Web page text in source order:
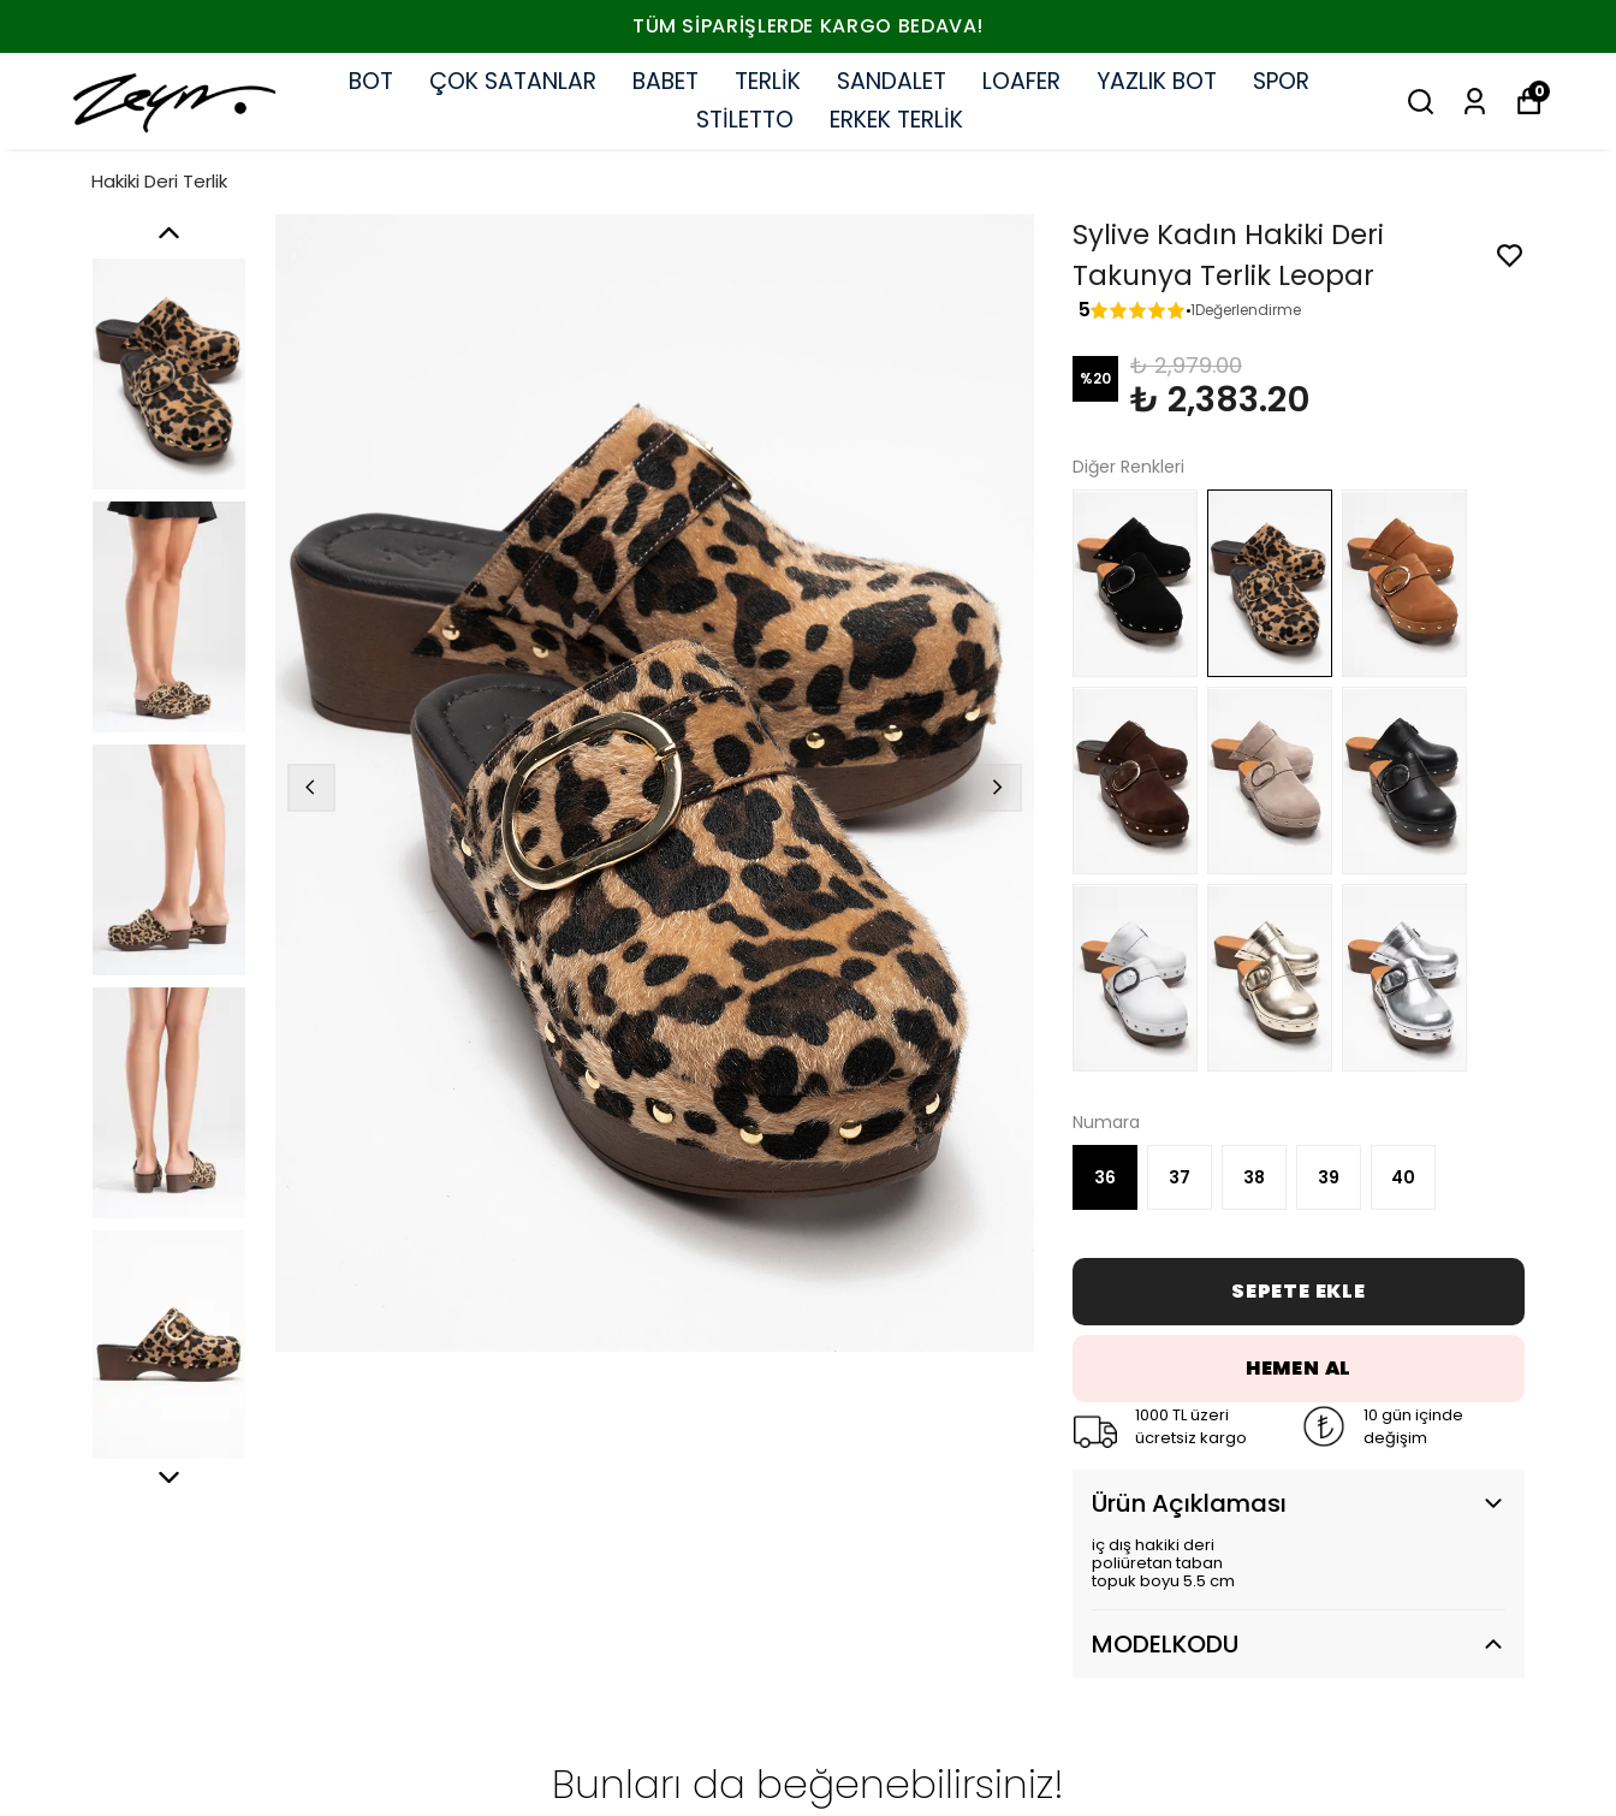
TÜM SIPARIŞLERDE KARGO BEDAVA!
BOT ÇOK SATANLAR BABET TERLİK SANDALET LOAFER YAZLIK BOT
SPOR
STİLETTO
ERKEK TERLİK
0
Hakiki Deri Terlik
Sylive Kadın Hakiki Deri
Takunya Terlik Leopar
5 1Değerlendirme
%20 ₺ 2,979.00
₺ 2,383.20
Diğer Renkleri
Numara
36 37 38 39 40
SEPETE EKLE
HEMEN AL
1000 TL üzeri
ücretsiz kargo
10 gün içinde
değişim
Ürün Açıklaması
iç dış hakiki deri
poliüretan taban
topuk boyu 5.5 cm
MODELKODU
Bunları da beğenebilirsiniz!